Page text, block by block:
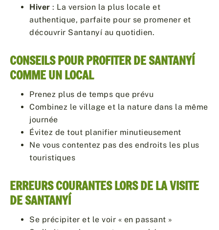
Hiver : La version la plus locale et
authentique, parfaite pour se promener et
découvrir Santanyí au quotidien.
CONSEILS POUR PROFITER DE SANTANYÍ
COMME UN LOCAL
Prenez plus de temps que prévu
Combinez le village et la nature dans la même
journée
Évitez de tout planifier minutieusement
Ne vous contentez pas des endroits les plus
touristiques
ERREURS COURANTES LORS DE LA VISITE
DE SANTANYÍ
Se précipiter et le voir « en passant »